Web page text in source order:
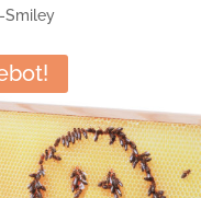
Smiley